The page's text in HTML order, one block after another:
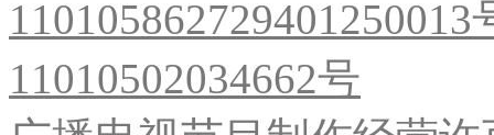
11010502034662号